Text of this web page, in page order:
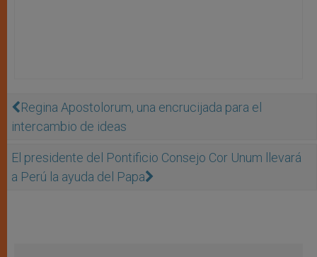
Regina Apostolorum, una encrucijada para el
intercambio de ideas
El presidente del Pontificio Consejo Cor Unum llevará
a Perú la ayuda del Papa